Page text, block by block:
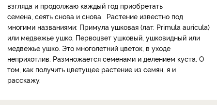
взгляда и продолжаю каждый год приобретать
семена, сеять снова и снова. Растение известно под
многими названиями: Примула ушковая (лат. Primula auricula)
или медвежье ушко, Первоцвет ушковый, ушковидный или
медвежье ушко. Это многолетний цветок, в уходе
неприхотлив. Размножается семенами и делением куста. О
том, как получить цветущее растение из семян, я и
расскажу.